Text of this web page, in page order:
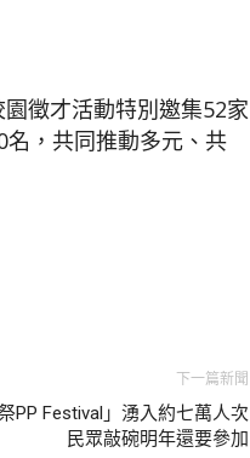
徵才活動特別邀集52家
，共同推動多元、共
下一篇新聞
PP Festival」湧入約七萬人次
民眾敲碗明年還要參加